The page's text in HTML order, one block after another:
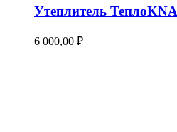
Утеплитель
6 000,00 ₽